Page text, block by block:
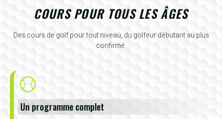
COURS POUR TOUS LES ÂGES
Des cours de golf pour tout niveau, du golfeur débutant au plus
confirmé.
Un programme complet